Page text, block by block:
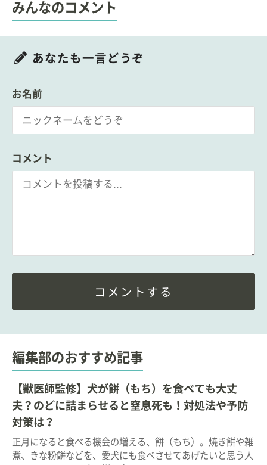
みんなのコメント
あなたも一言どうぞ
お名前
コメント
コメントする
編集部のおすすめ記事
【獣医師監修】犬が餅（もち）を食べても大丈
夫？のどに詰まらせると窒息死も！対処法や予防
対策は？
正月になると食べる機会の増える、餅（もち）。焼き餅や雑
煮、きな粉餅などを、愛犬にも食べさせてあげたいと思う人